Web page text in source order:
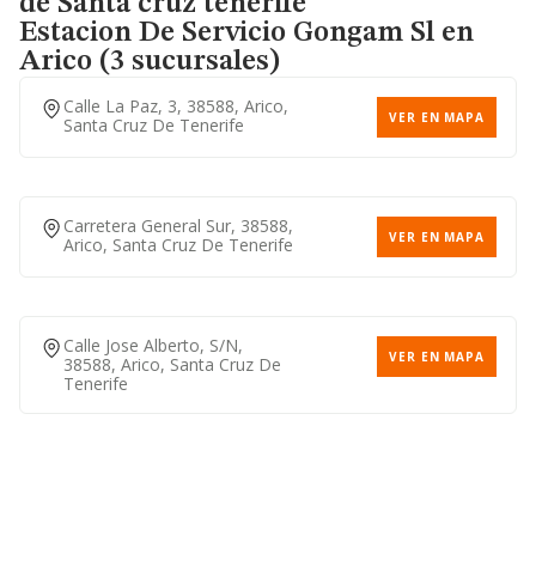
Estacion De Servicio Gongam Sl en
Arico (3 sucursales)
Calle La Paz, 3, 38588, Arico,
Santa Cruz De Tenerife
VER EN MAPA
Carretera General Sur, 38588,
Arico, Santa Cruz De Tenerife
VER EN MAPA
Calle Jose Alberto, S/n,
38588, Arico, Santa Cruz De
Tenerife
VER EN MAPA